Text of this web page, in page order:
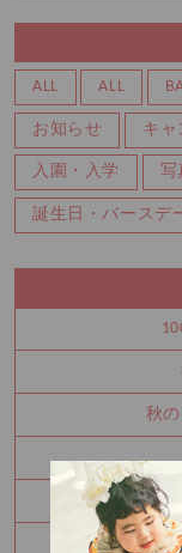
ALL ALL
お知らせ キャ
入園・入学 写
誕生日・バースデ
秋
夏休
お宮参り・